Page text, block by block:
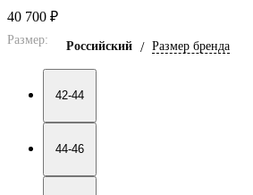
40 700 ₽
Размер: Российский / Размер бренда
42-44
44-46